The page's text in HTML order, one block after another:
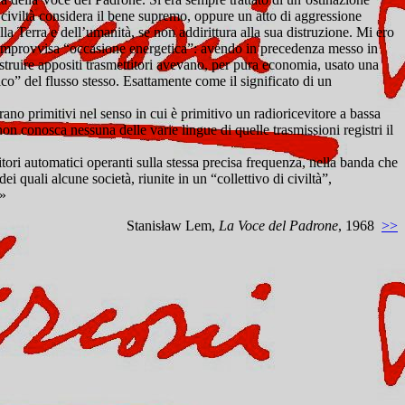
considera il bene supremo, oppure un atto di aggressione
Terra e dell’umanità, se non addirittura alla sua distruzione. Mi ero
“occasione energetica”: avendo in precedenza messo in
appositi trasmettitori avevano, per pura economia, usato una
del flusso stesso. Esattamente come il significato di un
primitivi nel senso in cui è primitivo un radioricevitore a bassa
conosca nessuna delle varie lingue di quelle trasmissioni registri il
automatici operanti sulla stessa precisa frequenza, nella banda che
quali alcune società, riunite in un “collettivo di civiltà”,
Stanisław Lem, La Voce del Padrone, 1968 >>